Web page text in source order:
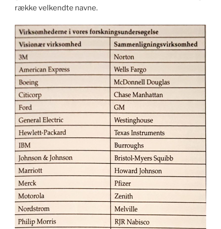
række velkendte navne.